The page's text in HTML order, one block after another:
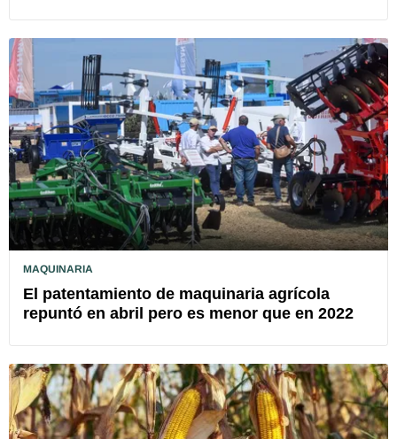
MAQUINARIA
El patentamiento de maquinaria agrícola
repuntó en abril pero es menor que en 2022